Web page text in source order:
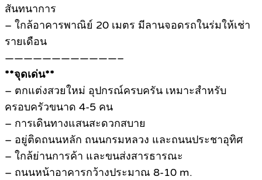
สันทนาการ
– ใกล้อาคารพาณิย์ 20 เมตร มีลานจอดรถในร่มให้เช่า
รายเดือน
————————————–
**จุดเด่น**
– ตกแต่งสวยใหม่ อุปกรณ์ครบครัน เหมาะสำหรับ
ครอบครัวขนาด 4-5 คน
– การเดินทางแสนสะดวกสบาย
– อยู่ติดถนนหลัก ถนนกรมหลวง และถนนประชาอุทิศ
– ใกล้ย่านการค้า และขนส่งสารธารณะ
– ถนนหน้าอาคารกว้างประมาณ 8-10 m.